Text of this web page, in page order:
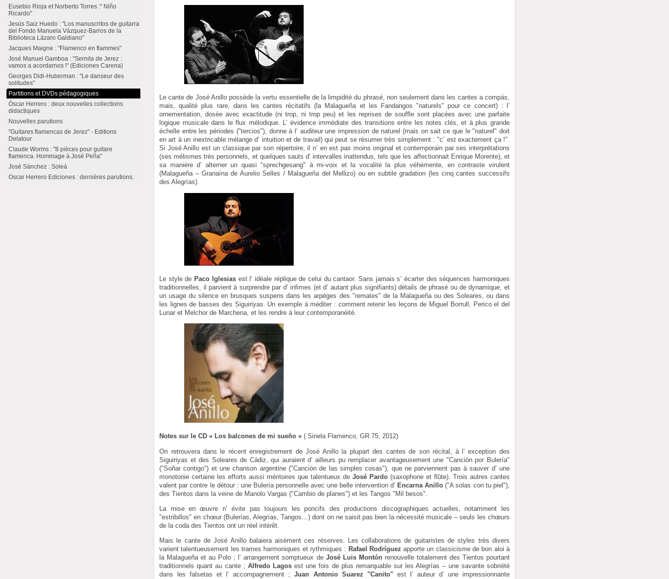
Le cante de José Anillo possède la vertu essentielle de la limpidité du phrasé, non seulement dans les cantes a compás,
mais, qualité plus rare, dans les cantes récitatifs (la Malagueña et les Fandangos "naturels" pour ce concert) : l’
ornementation, dosée avec exactitude (ni trop, ni trop peu) et les reprises de souffle sont placées avec une parfaite
logique musicale dans le flux mélodique. L’ évidence immédiate des transitions entre les notes clés, et à plus grande
échelle entre les périodes ("tercios"), donne à l’ auditeur une impression de naturel (mais on sait ce que le "naturel" doit
en art à un inextricable mélange d’ intuition et de travail) qui peut se résumer très simplement : "c’ est exactement ça !".
Si José Anillo est un classique par son répertoire, il n’ en est pas moins original et contemporain par ses interprétations
(ses mélismes très personnels, et quelques sauts d’ intervalles inattendus, tels que les affectionnait Enrique Morente), et
sa manière d’ alterner un quasi "sprechgesang" à mi-voix et la vocalité la plus véhémente, en contraste virulent
(Malagueña – Granaína de Aurelio Selles / Malagueña del Mellizo) ou en subtile gradation (les cinq cantes successifs
des Alegrías).
Le style de Paco Iglesiasest l’ idéale réplique de celui du cantaor. Sans jamais s’ écarter des séquences harmoniques
traditionnelles, il parvient à surprendre par d’ infimes (et d’ autant plus signifiants) détails de phrasé ou de dynamique, et
un usage du silence en brusques suspens dans les arpèges des "remates" de la Malagueña ou des Soleares, ou dans
les lignes de basses des Siguiriyas. Un exemple à méditer : comment retenir les leçons de Miguel Borrull, Perico el del
Lunar et Melchor de Marchena, et les rendre à leur contemporanéité.
Notes sur le CD « Los balcones de mi sueño » ( Sinela Flamenco, GR 75, 2012)
On retrouvera dans le récent enregistrement de José Anillo la plupart des cantes de son récital, à l’ exception des
Siguiriyas et des Soleares de Cádiz, qui auraient d’ ailleurs pu remplacer avantageusement une "Canción por Bulería"
("Soñar contigo") et une chanson argentine ("Canción de las simples cosas"), que ne parviennent pas à sauver d’ une
monotonie certaine les efforts aussi méritoires que talentueux de José Pardo (saxophone et flûte). Trois autres cantes
valent par contre le détour : une Bulería personnelle avec une belle intervention d’ Encarna Anillo ("A solas con tu piel"),
des Tientos dans la veine de Manolo Vargas ("Cambio de planes") et les Tangos "Mil besos".
La mise en œuvre n’ évite pas toujours les poncifs des productions discographiques actuelles, notamment les
"estribillos" en chœur (Bulerías, Alegrías, Tangos…) dont on ne saisit pas bien la nécessité musicale – seuls les chœurs
de la coda des Tientos ont un réel intérêt.
Mais le cante de José Anillo balaiera aisément ces réserves. Les collaborations de guitaristes de styles très divers
varient talentueusement les trames harmoniques et rythmiques : Rafael Rodríguez apporte un classicisme de bon aloi à
la Malagueña et au Polo ; l’ arrangement somptueux de José Luis Montónrenouvelle totalement des Tientos pourtant
traditionnels quant au cante ; Alfredo Lagos est une fois de plus remarquable sur les Alegrías – une savante sobriété
dans les falsetas et l’ accompagnement ;Juan Antonio Suarez "Canito"est l’ auteur d’ une impressionnante
Eusebio Rioja et Norberto Torres :" Niño
Ricardo"
Jesús Saiz Huedo : "Los manuscritos de guitarra
del Fondo Manuela Vázquez-Barros de la
Biblioteca Lázaro Galdiano"
Jacques Maigne : "Flamenco en flammes"
José Manuel Gamboa : "Sernita de Jerez :
vamos a acordarnos !" (Ediciones Carena)
Georges Didi-Huberman : "Le danseur des
solitudes"
Partitions et DVDs pédagogiques
Óscar Herrero : deux nouvelles collections
didactiques
Nouvelles parutions
"Guitares flamencas de Jerez" - Editions
Delatour
Claude Worms : "8 pièces pour guitare
flamenca. Hommage à José Peña"
José Sánchez : Soleá
Oscar Herrero Ediciones : dernières parutions.